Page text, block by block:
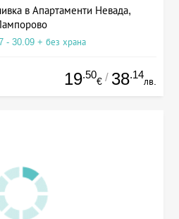
в Апартаменти Невада,
- 30.09 + без храна
19.50
€ / 38.14
лв.